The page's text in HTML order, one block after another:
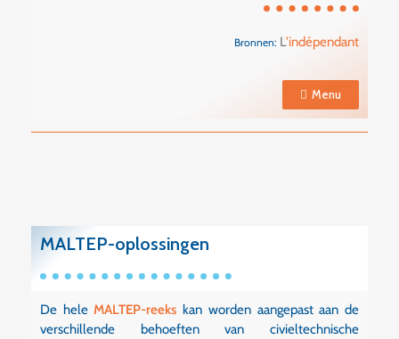
Bronnen: L'indépendant
Menu
MALTEP-oplossingen
De heleMALTEP-reeks kan worden aangepast aan de
verschillende behoeften van civieltechnische